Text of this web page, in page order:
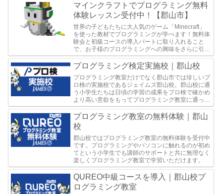
マインクラフトでプログラミング無料
体験レッスン受付中！【郡山市】
世界の子どもたちに大人気のゲーム「Minecraft」
を使った教材でプログラミングが学べます！無料体
験会と初級コースの導入パートに取り入れること
で、お子様のプログラミングへの興味をさらに引き
出してくれます。この度、郡山校でもマインクラフ
トの...
プログラミング検定実施校｜郡山校
プログラミング教室だけでなく郡山市では珍しいプ
ロ検の実施校であるジェイムズ郡山校。郡山校に通
う小学生たちは日頃の学習の成果をプロ検で確かめ
より高い意欲をもってプログラミング教室に通って
きています。
プログラミング教室の無料体験｜郡山
校
郡山校ではプログラミング教室の無料体験を受付中
です。プログラミングやパソコンに触れるのが初め
てという小学生でも講師のサポートと共に無理なく
楽しくプログラミング教室で学習いただけます。
QUREO中級コースを導入｜郡山校プ
ログラミング教室